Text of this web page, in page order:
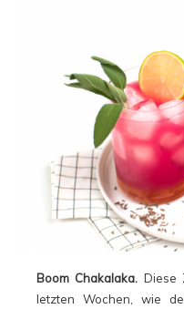
Boom Chakalaka. Diese
letzten Wochen, wie